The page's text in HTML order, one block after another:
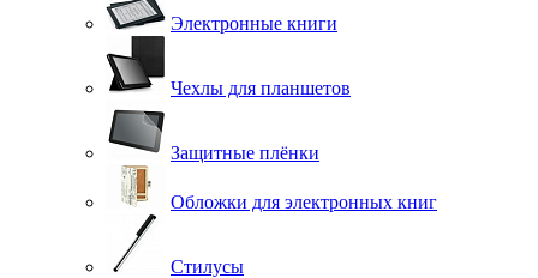
Электронные книги
Чехлы для планшетов
Защитные плёнки
Обложки для электронных книг
Стилусы